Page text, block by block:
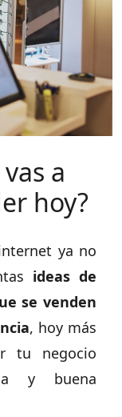
a
hoy?
ya no
ideas de
se venden
, hoy más
tu negocio
y buena